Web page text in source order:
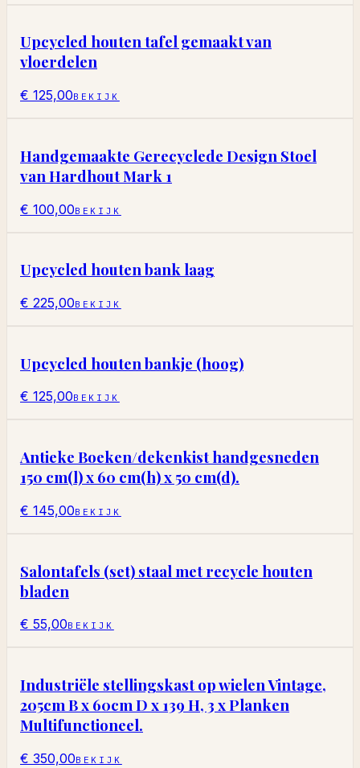
Upcycled houten tafel gemaakt van
vloerdelen
€ 125,00BEKIJK
Handgemaakte Gerecyclede Design Stoel
van Hardhout Mark 1
€ 100,00BEKIJK
Upcycled houten bank laag
€ 225,00BEKIJK
Upcycled houten bankje (hoog)
€ 125,00BEKIJK
Antieke Boeken/dekenkist handgesneden
150 cm(l) x 60 cm(h) x 50 cm(d).
€ 145,00BEKIJK
Salontafels (set) staal met recycle houten
bladen
€ 55,00BEKIJK
Industriële stellingskast op wielen Vintage,
205cm B x 60cm D x 139 H, 3 x Planken
Multifunctioneel.
€ 350,00BEKIJK